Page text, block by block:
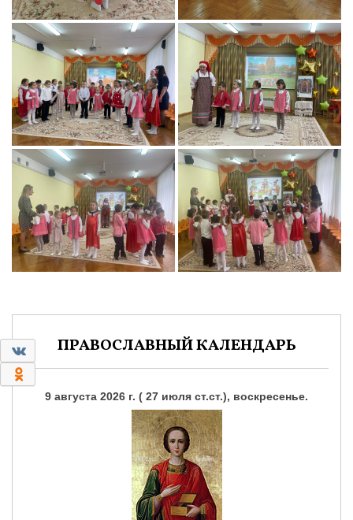
0
0
ПРАВОСЛАВНЫЙ КАЛЕНДАРЬ
9 августа 2026 г. ( 27 июля ст.ст.), воскресенье.